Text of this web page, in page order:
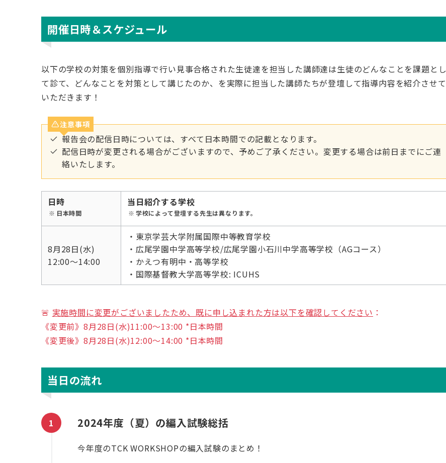
開催日時＆スケジュール
以下の学校の対策を個別指導で行い見事合格された生徒達を担当した講師達は生徒のどんなことを課題とし
て診て、どんなことを対策として講じたのか、を実際に担当した講師たちが登壇して指導内容を紹介させて
いただきます！
注意事項
報告会の配信日時については、すべて日本時間での記載となります。
配信日時が変更される場合がございますので、予めご了承ください。変更する場合は前日までにご連
絡いたします。
日時
日本時間
当日紹介する学校
学校によって登壇する先生は異なります。
8月28日(水)
12:00〜14:00
・東京学芸大学附属国際中等教育学校
・広尾学園中学高等学校/広尾学園小石川中学高等学校（AGコース）
・かえつ有明中・高等学校
・国際基督教大学高等学校: ICUHS
🚨 実施時間に変更がございましたため、既に申し込まれた方は以下を確認してください ：
《変更前》8月28日(水)11:00〜13:00 *日本時間
《変更後》8月28日(水)12:00〜14:00 *日本時間
当日の流れ
2024年度（夏）の編入試験総括
今年度のTCK WORKSHOPの編入試験のまとめ！